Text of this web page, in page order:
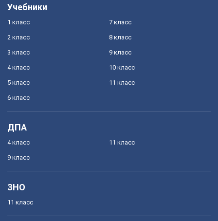
Учебники
1 класс
2 класс
3 класс
4 класс
5 класс
6 класс
7 класс
8 класс
9 класс
10 класс
11 класс
ДПА
4 класс
9 класс
11 класс
ЗНО
11 класс